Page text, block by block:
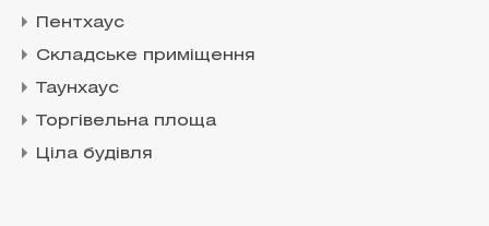
Пентхаус
Складське приміщення
Таунхаус
Торгівельна площа
Ціла будівля